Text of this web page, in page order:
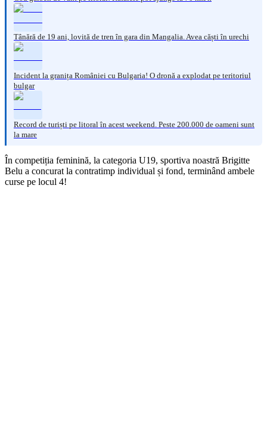
Tânără de 19 ani, lovită de tren în gara din Mangalia. Avea căști în urechi
Incident la granița României cu Bulgaria! O dronă a explodat pe teritoriul
bulgar
Record de turiști pe litoral în acest weekend. Peste 200.000 de oameni sunt
la mare
În competiția feminină, la categoria U19, sportiva noastră Brigitte
Belu a concurat la contratimp individual și fond, terminând ambele
curse pe locul 4!